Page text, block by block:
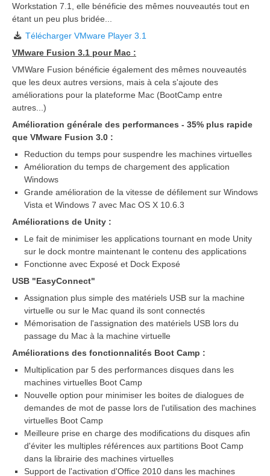
Workstation 7.1, elle bénéficie des mêmes nouveautés tout en
étant un peu plus bridée...
Télécharger VMware Player 3.1
VMware Fusion 3.1 pour Mac :
VMWare Fusion bénéficie également des mêmes nouveautés
que les deux autres versions, mais à cela s'ajoute des
améliorations pour la plateforme Mac (BootCamp entre
autres...)
Amélioration générale des performances - 35% plus rapide
que VMware Fusion 3.0 :
Reduction du temps pour suspendre les machines virtuelles
Amélioration du temps de chargement des application
Windows
Grande amélioration de la vitesse de défilement sur Windows
Vista et Windows 7 avec Mac OS X 10.6.3
Améliorations de Unity :
Le fait de minimiser les applications tournant en mode Unity
sur le dock montre maintenant le contenu des applications
Fonctionne avec Exposé et Dock Exposé
USB "EasyConnect"
Assignation plus simple des matériels USB sur la machine
virtuelle ou sur le Mac quand ils sont connectés
Mémorisation de l'assignation des matériels USB lors du
passage du Mac à la machine virtuelle
Améliorations des fonctionnalités Boot Camp :
Multiplication par 5 des performances disques dans les
machines virtuelles Boot Camp
Nouvelle option pour minimiser les boites de dialogues de
demandes de mot de passe lors de l'utilisation des machines
virtuelles Boot Camp
Meilleure prise en charge des modifications du disques afin
d'éviter les multiples références aux partitions Boot Camp
dans la librairie des machines virtuelles
Support de l'activation d'Office 2010 dans les machines